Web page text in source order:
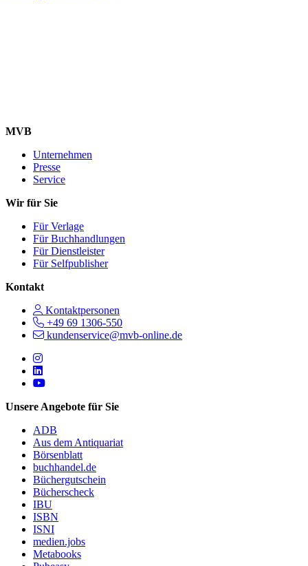
MVB
Unternehmen
Presse
Service
Wir für Sie
Für Verlage
Für Buchhandlungen
Für Dienstleister
Für Selfpublisher
Kontakt
Kontaktpersonen
+49 69 1306-550
kundenservice@mvb-online.de
Follow us on https://www.instagram.com/lifeatmvb/
Follow us on https://www.linkedin.com/company/mvbbooks
Follow us on https://www.youtube.com/@mvbbooks
Unsere Angebote für Sie
ADB
Aus dem Antiquariat
Börsenblatt
buchhandel.de
Büchergutschein
Bücherscheck
IBU
ISBN
ISNI
medien.jobs
Metabooks